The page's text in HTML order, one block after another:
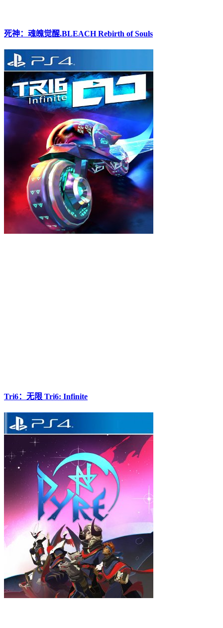
死神：魂魄觉醒.BLEACH Rebirth of Souls
Tri6：无限 Tri6: Infinite